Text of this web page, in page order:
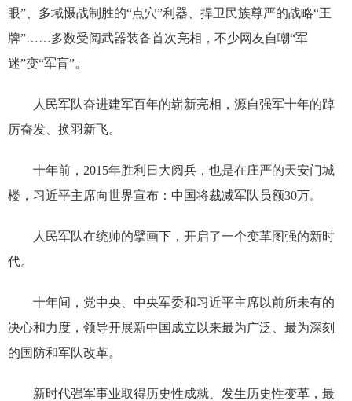
眼”、多域慑战制胜的“点穴”利器、捍卫民族尊严的战略“王
牌”……多数受阅武器装备首次亮相，不少网友自嘲“军
迷”变“军盲”。
人民军队奋进建军百年的崭新亮相，源自强军十年的踔
厉奋发、换羽新飞。
十年前，2015年胜利日大阅兵，也是在庄严的天安门城
楼，习近平主席向世界宣布：中国将裁减军队员额30万。
人民军队在统帅的擘画下，开启了一个变革图强的新时
代。
十年间，党中央、中央军委和习近平主席以前所未有的
决心和力度，领导开展新中国成立以来最为广泛、最为深刻
的国防和军队改革。
新时代强军事业取得历史性成就、发生历史性变革，最